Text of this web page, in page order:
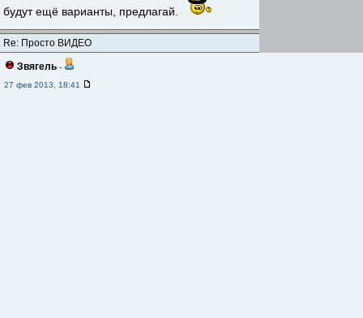
будут ещё варианты, предлагай.
Re: Просто ВИДЕО
Звягель -
27 фев 2013, 18:41